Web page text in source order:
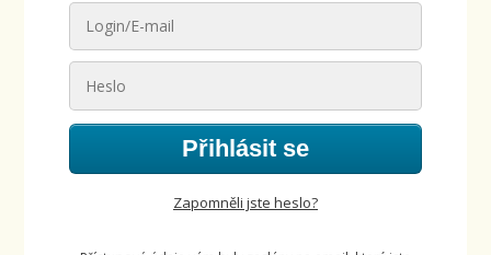
Přihlásit se
Zapomněli jste heslo?